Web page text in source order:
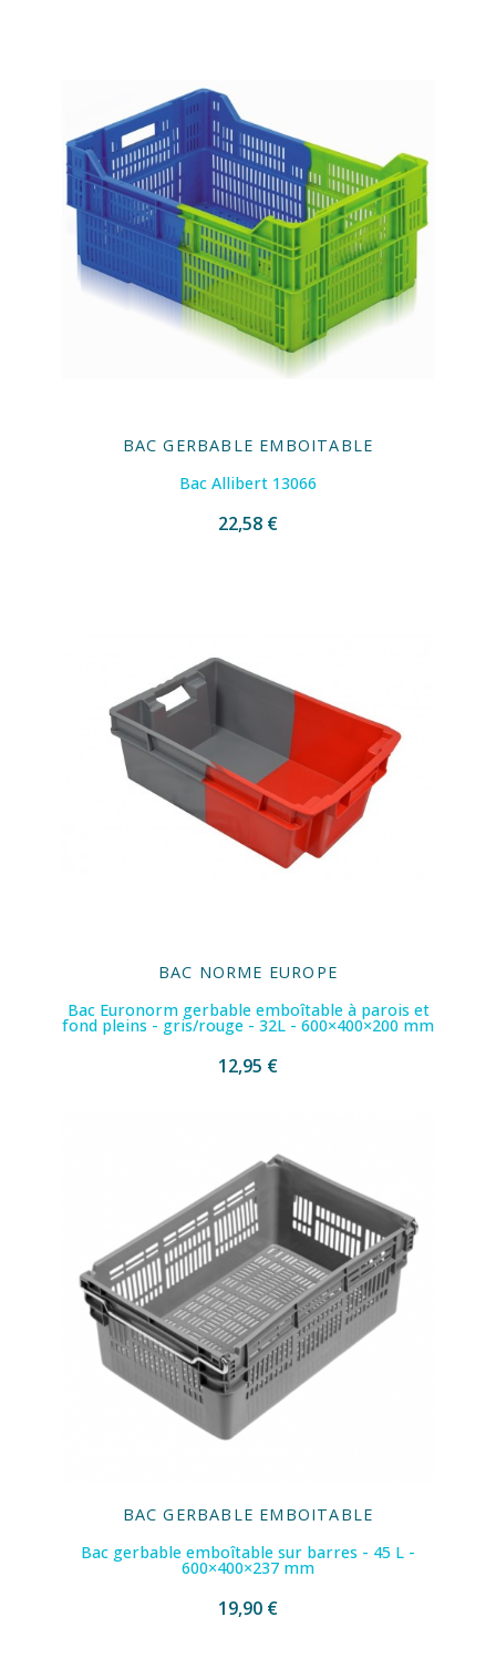
BAC GERBABLE EMBOITABLE
Bac Allibert 13066
22,58 €
BAC NORME EUROPE
Bac Euronorm gerbable emboîtable à parois et
fond pleins - gris/rouge - 32L - 600×400×200 mm
12,95 €
BAC GERBABLE EMBOITABLE
Bac gerbable emboîtable sur barres - 45 L -
600×400×237 mm
19,90 €